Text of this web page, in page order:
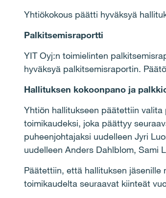
Yhtiökokous päätti hyväksyä
Palkitsemisraportti
YIT Oyj:n toimielinten
hyväksyä palkitsemisraportin.
Hallituksen kokoonpano ja
Yhtiön hallitukseen päätettiin
toimikaudeksi, joka päättyy
puheenjohtajaksi uudelleen Jyri
uudelleen Anders Dahlblom, Sami
Päätettiin, että hallituksen
toimikaudelta seuraavat kiinteät